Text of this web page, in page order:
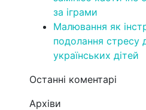
за іграми
Малювання як
подолання стресу
українських дітей
Останні коментарі
Архіви